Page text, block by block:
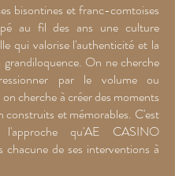
bisontines et franc-comtoises
au fil des ans une culture
qui valorise l'authenticité et la
On ne cherche
par le volume ou
cherche à créer des moments
construits et mémorables. C'est
l'approche qu'AE CASINO
chacune de ses interventions à